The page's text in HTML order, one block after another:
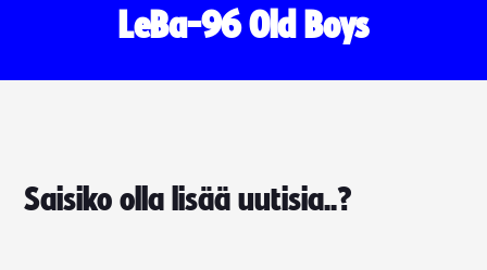
LeBa-96 Old Boys
Saisiko olla lisää uutisia..?